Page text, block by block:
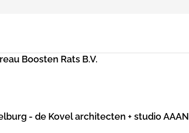
Boosten Rats B.V.
- de Kovel architecten + studio AAAN